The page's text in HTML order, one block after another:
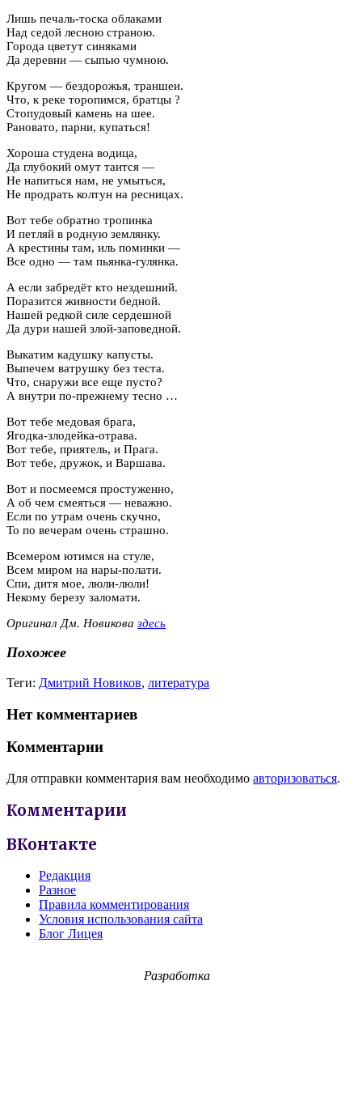
Лишь печаль-тоска облаками
Над седой лесною страною.
Города цветут синяками
Да деревни — сыпью чумною.
Кругом — бездорожья, траншеи.
Что, к реке торопимся, братцы ?
Стопудовый камень на шее.
Рановато, парни, купаться!
Хороша студена водица,
Да глубокий омут таится —
Не напиться нам, не умыться,
Не продрать колтун на ресницах.
Вот тебе обратно тропинка
И петляй в родную землянку.
А крестины там, иль поминки —
Все одно — там пьянка-гулянка.
А если забредёт кто нездешний.
Поразится живности бедной.
Нашей редкой силе сердешной
Да дури нашей злой-заповедной.
Выкатим кадушку капусты.
Выпечем ватрушку без теста.
Что, снаружи все еще пусто?
А внутри по-прежнему тесно …
Вот тебе медовая брага,
Ягодка-злодейка-отрава.
Вот тебе, приятель, и Прага.
Вот тебе, дружок, и Варшава.
Вот и посмеемся простуженно,
А об чем смеяться — неважно.
Если по утрам очень скучно,
То по вечерам очень страшно.
Всемером ютимся на стуле,
Всем миром на нары-полати.
Спи, дитя мое, люли-люли!
Некому березу заломати.
Оригинал Дм. Новикова здесь
Похожее
Теги: Дмитрий Новиков, литература
Нет комментариев
Комментарии
Для отправки комментария вам необходимо авторизоваться.
Комментарии
ВКонтакте
Редакция
Разное
Правила комментирования
Условия использования сайта
Блог Лицея
Разработка